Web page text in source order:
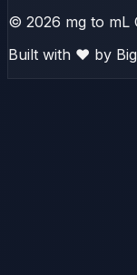
© 2026 mg to mL
Built with ❤️ by